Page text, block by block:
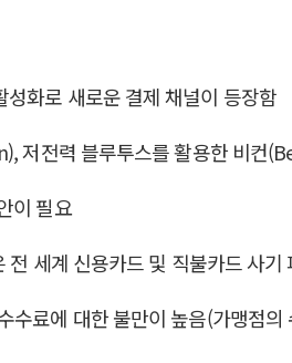
화로 새로운 결제 채널이 등장함
저전력 블루투스를 활용한 비컨
이 필요
세계 신용카드 및 직불카드 사
수료에 대한 불만이 높음(가맹점